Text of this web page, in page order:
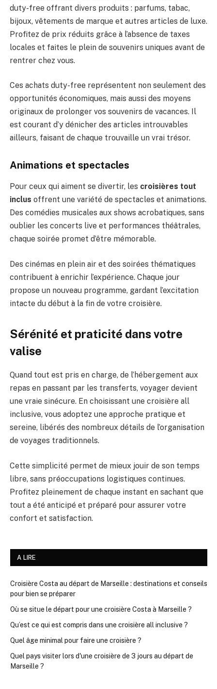
duty-free offrant divers produits : parfums, tabac,
bijoux, vêtements de marque et autres articles de luxe.
Profitez de prix réduits grâce à l’absence de taxes
locales et faites le plein de souvenirs uniques avant de
rentrer chez vous.
Ces achats duty-free représentent non seulement des
opportunités économiques, mais aussi des moyens
originaux de prolonger vos souvenirs de vacances. Il
est courant d’y dénicher des articles introuvables
ailleurs, faisant de chaque trouvaille un vrai trésor.
Animations et spectacles
Pour ceux qui aiment se divertir, les croisières tout
inclus offrent une variété de spectacles et animations.
Des comédies musicales aux shows acrobatiques, sans
oublier les concerts live et performances théâtrales,
chaque soirée promet d’être mémorable.
Des cinémas en plein air et des soirées thématiques
contribuent à enrichir l’expérience. Chaque jour
propose un nouveau programme, gardant l’excitation
intacte du début à la fin de votre croisière.
Sérénité et praticité dans votre
valise
Quand tout est pris en charge, de l’hébergement aux
repas en passant par les transferts, voyager devient
une vraie sinécure. En choisissant une croisière all
inclusive, vous adoptez une approche pratique et
sereine, libérés des nombreux détails de l’organisation
de voyages traditionnels.
Cette simplicité permet de mieux jouir de son temps
libre, sans préoccupations logistiques continues.
Profitez pleinement de chaque instant en sachant que
tout a été anticipé et préparé pour assurer votre
confort et satisfaction.
A LIRE
Croisière Costa au départ de Marseille : destinations et conseils
pour bien se préparer
Où se situe le départ pour une croisière Costa à Marseille ?
Qu’est ce qui est compris dans une croisière all inclusive ?
Quel âge minimal pour faire une croisière ?
Quel pays visiter lors d'une croisière de 3 jours au départ de
Marseille ?